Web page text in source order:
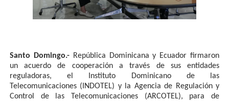
Santo Domingo.-República Dominicana y Ecuador firmaron
un acuerdo de cooperación a través de sus entidades
reguladoras, el Instituto Dominicano de las
Telecomunicaciones (INDOTEL) y la Agencia de Regulación y
Control de las Telecomunicaciones (ARCOTEL), para de